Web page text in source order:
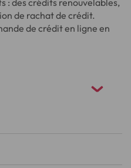
: des crédits renouvelables,
de rachat de crédit.
de crédit en ligne en